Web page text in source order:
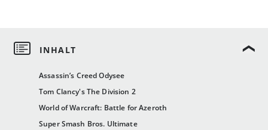
Assassin’s Creed Odysee
Tom Clancy's The Division 2
World of Warcraft: Battle for Azeroth
Super Smash Bros. Ultimate